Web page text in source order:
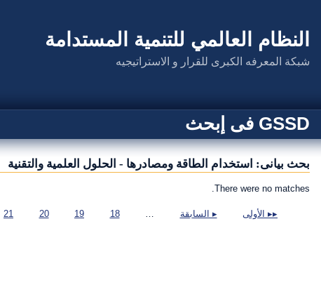
النظام العالمي للتنمية المستدامة
شبكة المعرفه الكبرى للقرار و الاستراتيجيه
GSSD فى إبحث
بحث بيانى: استخدام الطاقة ومصادرها - الحلول العلمية والتقنية
There were no matches.
الصفحات▸▸ الأولى ▸ السابقة 18
19
20
21